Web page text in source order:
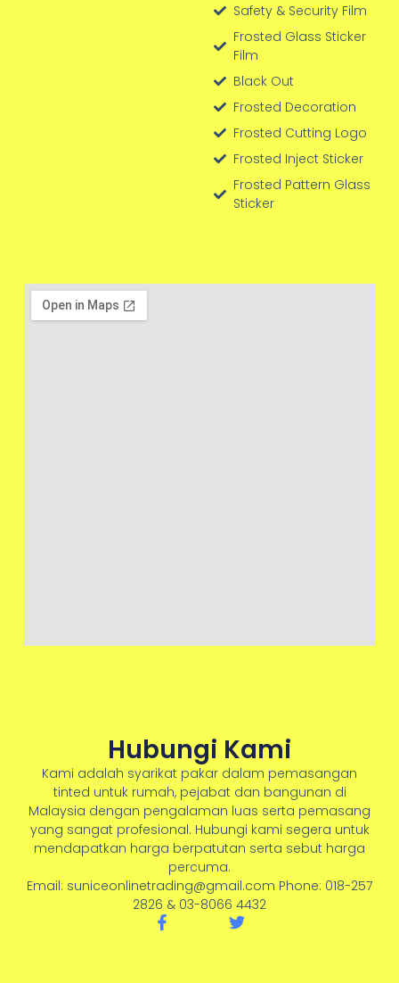
Hubungi Kami
Kami adalah syarikat pakar dalam pemasangan
tinted untuk rumah, pejabat dan bangunan di
Malaysia dengan pengalaman luas serta pemasang
yang sangat profesional. Hubungi kami segera untuk
mendapatkan harga berpatutan serta sebut harga
percuma.
Email: suniceonlinetrading@gmail.com Phone: 018-257
2826 & 03-8066 4432
F
T
Safety & Security Film
Frosted Glass Sticker
Film
Black Out
Frosted Decoration
Frosted Cutting Logo
Frosted Inject Sticker
Frosted Pattern Glass
Sticker